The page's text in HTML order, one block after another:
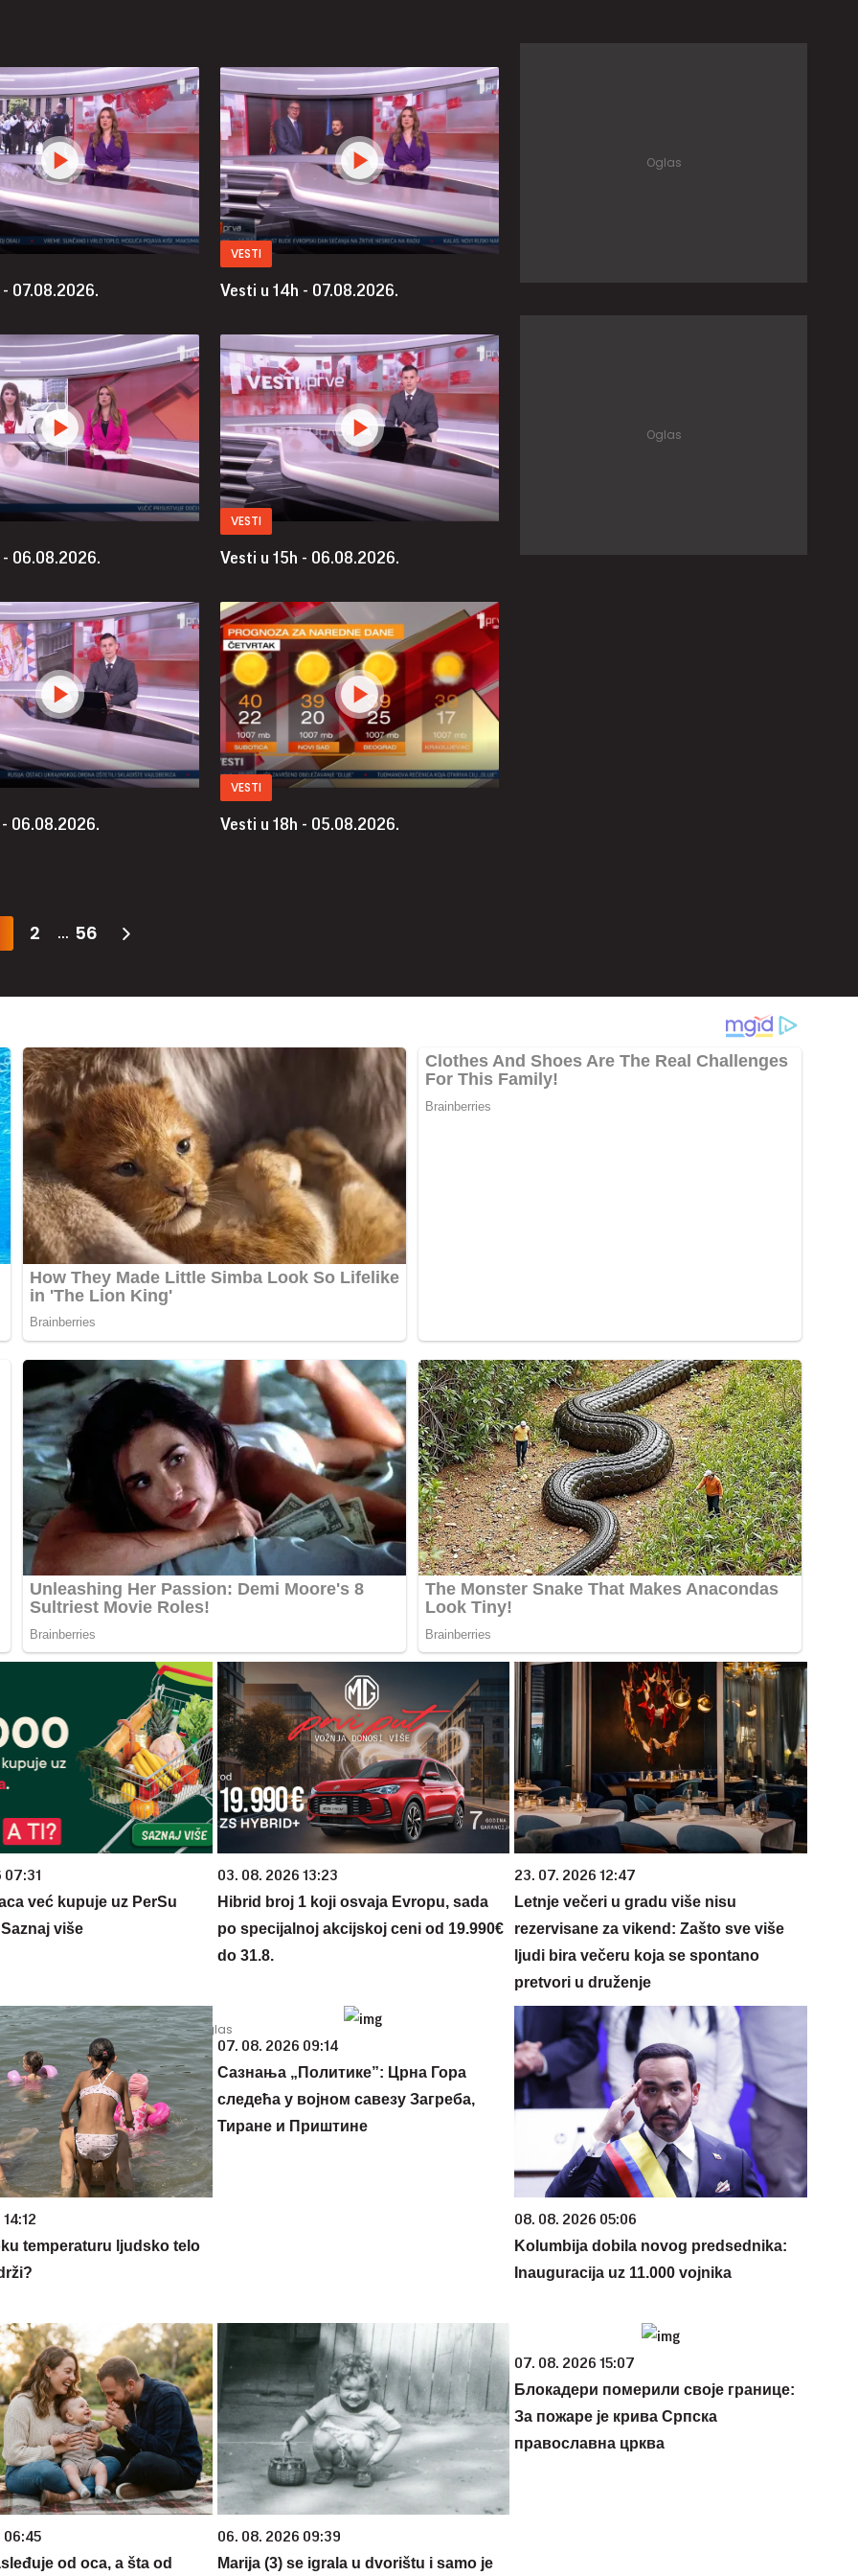
- 07.08.2026.
VESTI
Vesti u 14h - 07.08.2026.
- 06.08.2026.
VESTI
Vesti u 15h - 06.08.2026.
- 06.08.2026.
VESTI
Vesti u 18h - 05.08.2026.
2 ... 56
07:31
već kupuje uz PerSu
više
03. 08. 2026 13:23
Hibrid broj 1 koji osvaja Evropu, sada
po specijalnoj akcijskoj ceni od 19.990€
do 31.8.
23. 07. 2026 12:47
Letnje večeri u gradu više nisu
rezervisane za vikend: Zašto sve više
ljudi bira večeru koja se spontano
pretvori u druženje
temperaturu ljudsko telo
07. 08. 2026 09:14
Сазнања „Политике”: Црна Гора
следећа у војном савезу Загреба,
Тиране и Приштине
08. 08. 2026 05:06
Kolumbija dobila novog predsednika:
Inauguracija uz 11.000 vojnika
06:45
od oca, a šta od
06. 08. 2026 09:39
Marija (3) se igrala u dvorištu i samo je
07. 08. 2026 15:07
Блокадери померили своје границе:
За пожаре је крива Српска
православна црква